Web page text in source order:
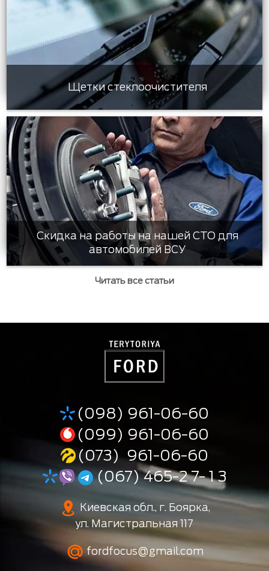
Щетки стеклоочистителя
Скидка на работы на нашей СТО для
автомобилей ВСУ
Читать все статьи
(098) 961-06-60
(099) 961-06-60
(073) 961-06-60
(067) 465-2 7- 1 3
Киевская обл., г. Боярка,
ул. Магистральная 117
fordfocus@gmail.com